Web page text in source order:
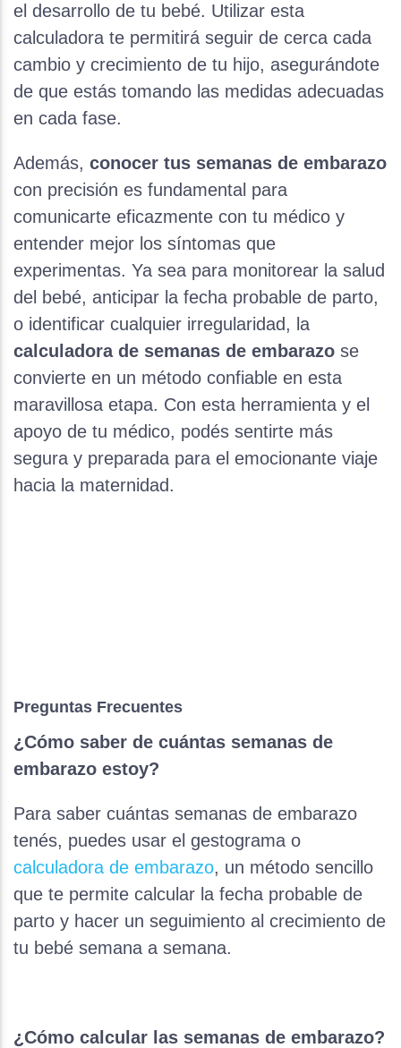
el desarrollo de tu bebé. Utilizar esta
calculadora te permitirá seguir de cerca cada
cambio y crecimiento de tu hijo, asegurándote
de que estás tomando las medidas adecuadas
en cada fase.
Además, conocer tus semanas de embarazo
con precisión es fundamental para
comunicarte eficazmente con tu médico y
entender mejor los síntomas que
experimentas. Ya sea para monitorear la salud
del bebé, anticipar la fecha probable de parto,
o identificar cualquier irregularidad, la
calculadora de semanas de embarazo se
convierte en un método confiable en esta
maravillosa etapa. Con esta herramienta y el
apoyo de tu médico, podés sentirte más
segura y preparada para el emocionante viaje
hacia la maternidad.
Preguntas Frecuentes
¿Cómo saber de cuántas semanas de
embarazo estoy?
Para saber cuántas semanas de embarazo
tenés, puedes usar el gestograma o
calculadora de embarazo, un método sencillo
que te permite calcular la fecha probable de
parto y hacer un seguimiento al crecimiento de
tu bebé semana a semana.
¿Cómo calcular las semanas de embarazo?